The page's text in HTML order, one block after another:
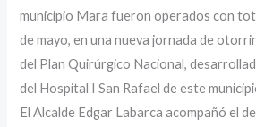
municipio Mara fueron operados con
de mayo, en una nueva jornada de
del Plan Quirúrgico Nacional,
del Hospital I San Rafael de este
El Alcalde Edgar Labarca acompañó el